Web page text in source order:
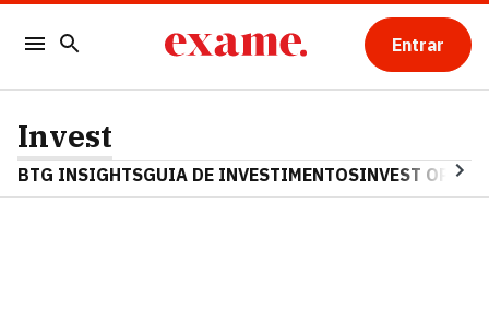
Entrar
Invest
BTG INSIGHTSGUIA DE INVESTIMENTOSINVEST OPINA